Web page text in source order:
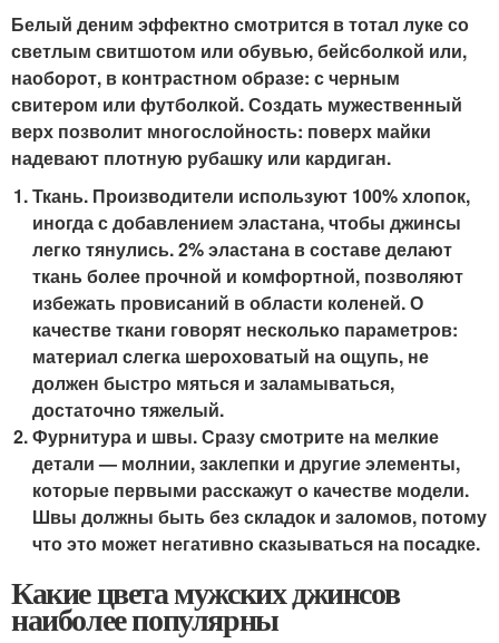
Белый деним эффектно смотрится в тотал луке со
светлым свитшотом или обувью, бейсболкой или,
наоборот, в контрастном образе: с черным
свитером или футболкой. Создать мужественный
верх позволит многослойность: поверх майки
надевают плотную рубашку или кардиган.
Ткань. Производители используют 100% хлопок,
иногда с добавлением эластана, чтобы джинсы
легко тянулись. 2% эластана в составе делают
ткань более прочной и комфортной, позволяют
избежать провисаний в области коленей. О
качестве ткани говорят несколько параметров:
материал слегка шероховатый на ощупь, не
должен быстро мяться и заламываться,
достаточно тяжелый.
Фурнитура и швы. Сразу смотрите на мелкие
детали — молнии, заклепки и другие элементы,
которые первыми расскажут о качестве модели.
Швы должны быть без складок и заломов, потому
что это может негативно сказываться на посадке.
Какие цвета мужских джинсов
наиболее популярны